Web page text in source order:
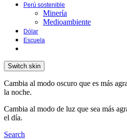
Perú sostenible
Minería
Medioambiente
Dólar
Escuela
Switch skin
Cambia al modo oscuro que es más
la noche.
Cambia al modo de luz que sea más
el día.
Search